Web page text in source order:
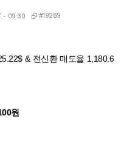
적을 CAS 스스로 포기(단
해도 "이게 실수가 맞
치환·정리해 버립니다. 그
가 그 순간에 원래 식의
, 바로 그 "조건을 놓친 상
입이 막힘없이 진행된 것입
이나 최종 √c/√l이 원
되는 경우 등)에서는 엄
셔야 합니다. 실제 물리적
타당한 형태라 문제없어
역이 넓어진 근사적 결
다. 즉 1/√(r²+l²·ω²)에는
진 실수식입니다. 이 식
대수식에 실수 대입하는
체가 발생하지 않습니다. 그
러
이미 내부적으로 써서 i를
, 그 무리식의 실수성/부호
는 재간소화를 못 하고 멈
i를 없앤 뒤 조건을 대입하
함께) 정리가 되는 경우가
- 09:30 #19289
& 전신환 매도율 1,180.6
원